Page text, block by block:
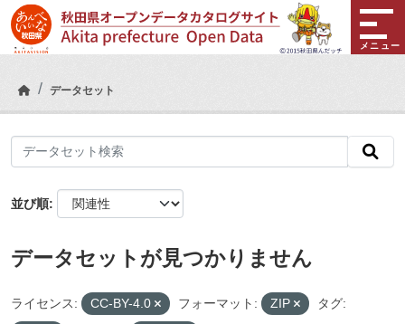
Skip to main content
メニュー
データセット
並び順
データセットが見つかりません
ライセンス: CC-BY-4.0 フォーマット: ZIP
タグ: